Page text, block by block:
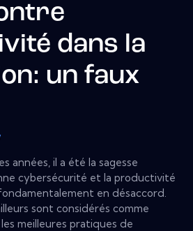
dans la
un faux
années, il a été la sagesse
cybersécurité et la productivité
en désaccord.
sont considérés comme
meilleures pratiques de